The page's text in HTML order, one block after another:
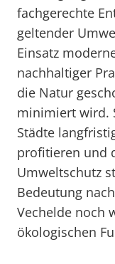
fachgerechte
geltender
Einsatz
nachhaltiger
die Natur
minimiert wird.
Städte
profitieren und
Umweltschutz
Bedeutung
Vechelde noch
ökologischen